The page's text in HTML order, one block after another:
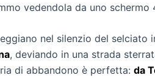
vedendola da uno
nel silenzio del
, deviando in una strada
di abbandono è perfetta: da